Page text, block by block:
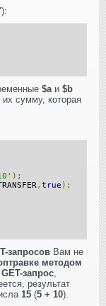
$aи $b
сумму, которая
);
, true );
запросов Вам не
методом
GET-запрос,
результат
15 (5 + 10).